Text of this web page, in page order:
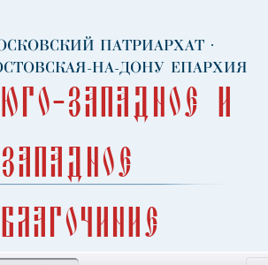
ПАТРИАРХАТ ·
НА-ДОНУ ЕПАРХИЯ
Юго-Западное и
Западное
благочиние